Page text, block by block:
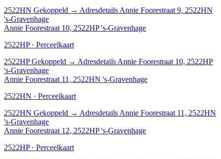
2522HN Gekoppeld → Adresdetails Annie Foorestraat 9, 2522HN
's-Gravenhage
Annie Foorestraat 10, 2522HP 's-Gravenhage
2522HP · Perceelkaart
2522HP Gekoppeld → Adresdetails Annie Foorestraat 10, 2522HP
's-Gravenhage
Annie Foorestraat 11, 2522HN 's-Gravenhage
2522HN · Perceelkaart
2522HN Gekoppeld → Adresdetails Annie Foorestraat 11, 2522HN
's-Gravenhage
Annie Foorestraat 12, 2522HP 's-Gravenhage
2522HP · Perceelkaart